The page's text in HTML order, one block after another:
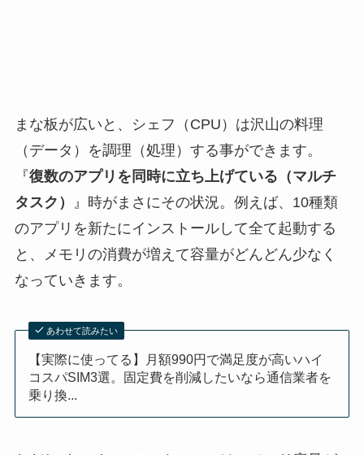
まな板が広いと、シェフ（CPU）は沢山の料理
（データ）を調理（処理）する事ができます。
『復数のアプリを同時に立ち上げている（マルチ
タスク）
』時がまさにその状況。例えば、10種類
のアプリを新たにインストールして全て起動する
と、メモリの消費が増えて容量がどんどん少なく
なっていきます。
あわせて読みたい
【実際に使ってる】月額990円で満足度が高いハイ
コスパSIM3選。固定費を削減したいなら通信業者を
乗り換...